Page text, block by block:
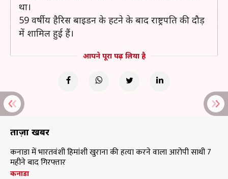
था।
59 वर्षीय हैरिस बाइडन के हटने के बाद राष्ट्रपति की दौड़
में शामिल हुई हैं।
आपने पूरा पढ़ लिया है
ताज़ा खबरें
कनाडा में भारतवंशी हिमांशी खुराना की हत्या करने वाला आरोपी साथी 7
महीने बाद गिरफ्तार
कनाडा